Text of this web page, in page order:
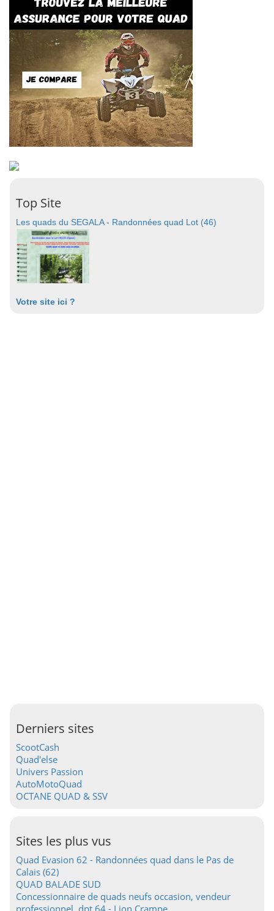
Top Site
Les quads du SEGALA - Randonnées quad Lot (46)
Votre site ici ?
Derniers sites
ScootCash
Quad'else
Univers Passion
AutoMotoQuad
OCTANE QUAD & SSV
Sites les plus vus
Quad Evasion 62 - Randonnées quad dans le Pas de
Calais (62)
QUAD BALADE SUD
Concessionnaire de quads neufs occasion, vendeur
professionnel, dpt 64 - Lion Crampe